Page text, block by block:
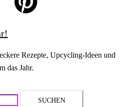
Rezepte, Upcycling-Ideen und
das Jahr.